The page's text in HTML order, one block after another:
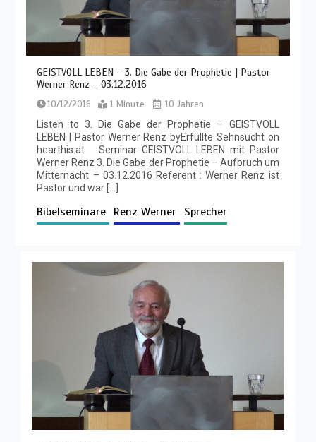
GEISTVOLL LEBEN – 3. Die Gabe der Prophetie | Pastor
Werner Renz – 03.12.2016
10/12/2016 1 Minute
10 Jahren
Listen to 3. Die Gabe der Prophetie – GEISTVOLL
LEBEN | Pastor Werner Renz byErfüllte Sehnsucht on
hearthis.at Seminar GEISTVOLL LEBEN mit Pastor
Werner Renz 3. Die Gabe der Prophetie – Aufbruch um
Mitternacht – 03.12.2016 Referent : Werner Renz ist
Pastor und war […]
Bibelseminare Renz Werner Sprecher